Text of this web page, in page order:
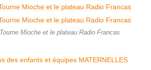
Mioche et le plateau Radio Francas